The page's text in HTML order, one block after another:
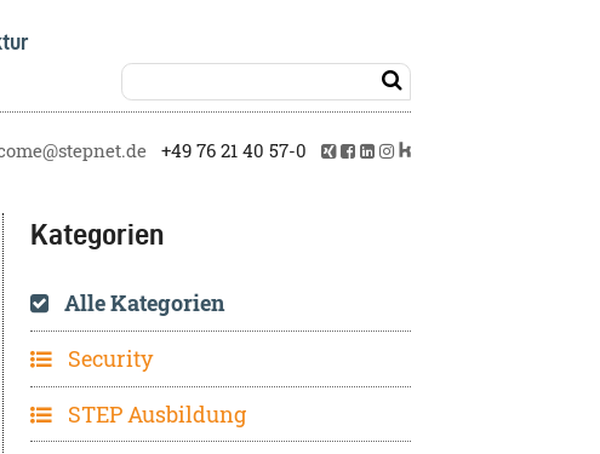

+49 76 21 40 57-0
Kategorien
Alle Kategorien
Security
STEP Ausbildung